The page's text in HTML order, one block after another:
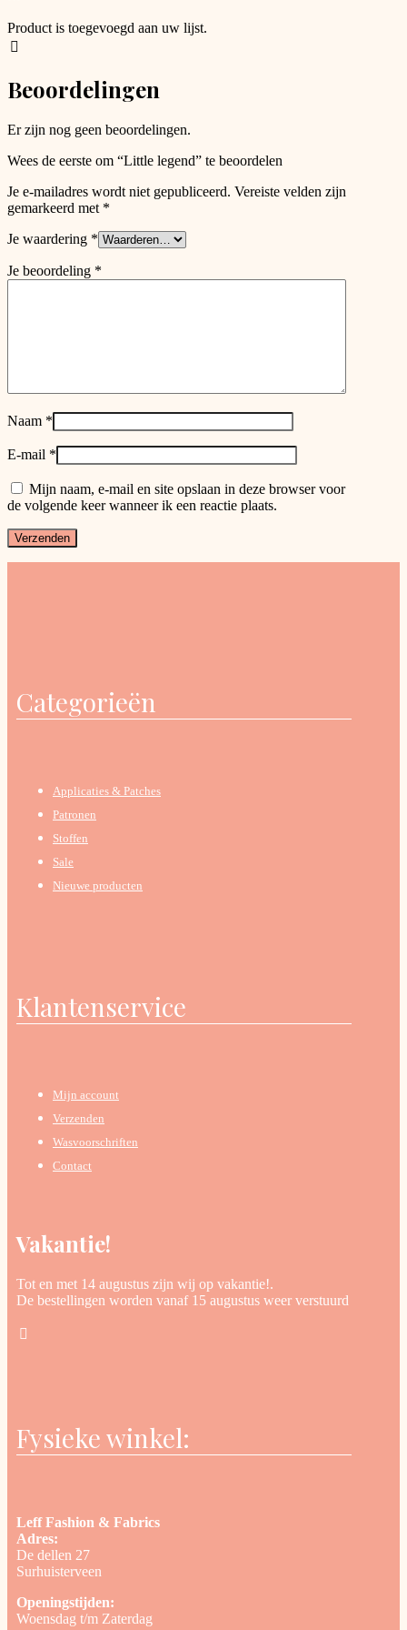
Product is toegevoegd aan uw lijst.
Beoordelingen
Er zijn nog geen beoordelingen.
Wees de eerste om “Little legend” te beoordelen
Je e-mailadres wordt niet gepubliceerd. Vereiste velden zijn
gemarkeerd met *
Je waardering *
Je beoordeling *
Naam *
E-mail *
Mijn naam, e-mail en site opslaan in deze browser voor
de volgende keer wanneer ik een reactie plaats.
Categorieën
Applicaties & Patches
Patronen
Stoffen
Sale
Nieuwe producten
Klantenservice
Mijn account
Verzenden
Wasvoorschriften
Contact
Vakantie!
Tot en met 14 augustus zijn wij op vakantie!.
De bestellingen worden vanaf 15 augustus weer verstuurd
Fysieke winkel:
Leff Fashion & Fabrics
Adres:
De dellen 27
Surhuisterveen
Openingstijden:
Woensdag t/m Zaterdag